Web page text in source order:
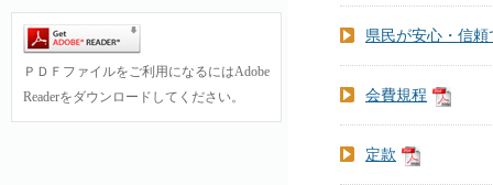
ＰＤＦファイルをご利用になるにはAdobe
Readerをダウンロードしてください。
県民が安心・信
会費規程
定款